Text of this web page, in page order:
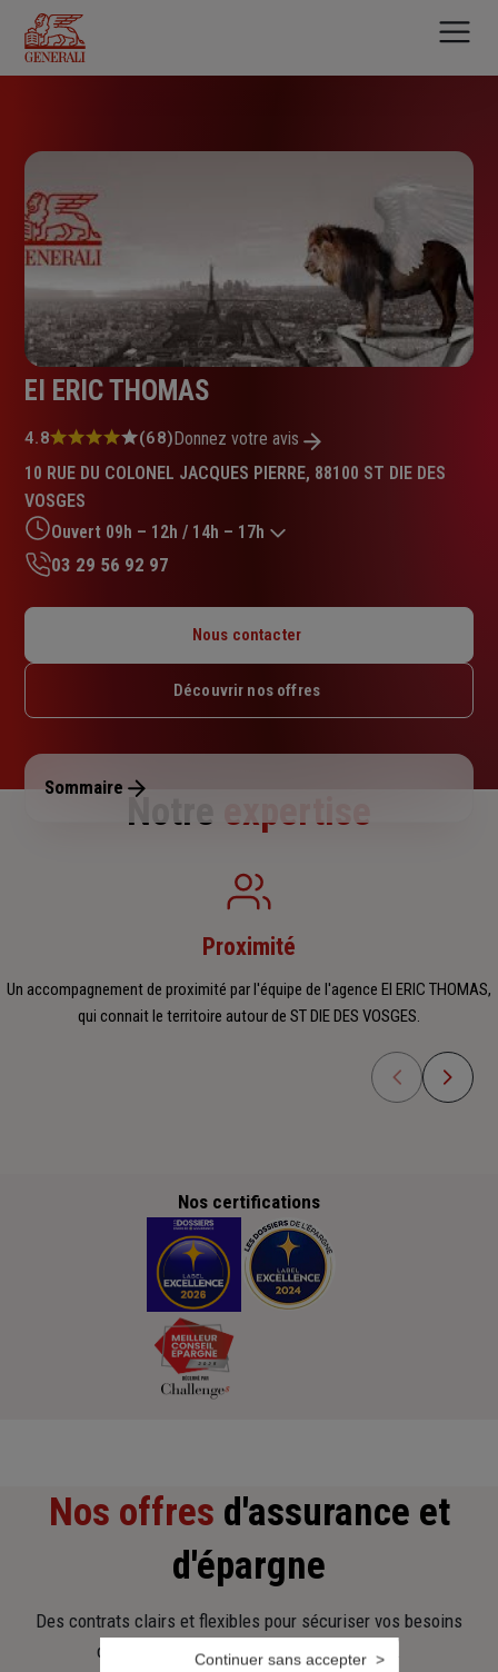
contenu
principal
EI ERIC THOMAS
Note
4.8
sur
5
étoiles
4.8 (68)Donnez votre avis
10 RUE DU COLONEL JACQUES PIERRE, 88100 ST DIE DES
VOSGES
Ouvert 09h – 12h / 14h – 17h
Mardi : 09h – 12h / 14h – 17h
Jeudi : 09h – 12h / 14h – 17h
Dimanche : Fermé
03 29 56 92 97
Nous contacter
Découvrir nos offres
Sommaire
Notre expertise
Proximité
Un accompagnement de proximité par l'équipe de l'agence EI ERIC THOMAS,
qui connait le territoire autour de ST DIE DES VOSGES.
Nos certifications
Nos offres d'assurance et
d'épargne
Des contrats clairs et flexibles pour sécuriser vos besoins
d’aujourd’hui et anticiper ceux de demain.
Continuer sans accepter